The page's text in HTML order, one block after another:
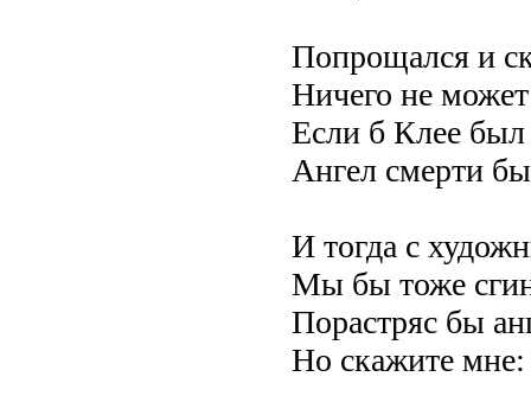
Попрощался и
Ничего не
Если б Клее был
Ангел смерти
И тогда с
Мы бы тоже
Порастряс бы
Но скажите мне: